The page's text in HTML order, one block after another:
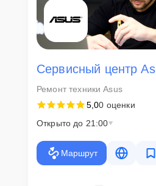
сохранность техники и безопасность
ремонтируемых устройствах клиентов,
действующим законодательством
Как начать
Для запуска процесса ремонта
VG27AQL1A нужно просто оставить
телефону горячей линии: +7 (495)
оперативно проконсультируют по
запишут на диагностику, подскажут с
Сервисный центр
Ремонт техники Asus
5,00 оценки
Открыто до 21:00
Маршрут